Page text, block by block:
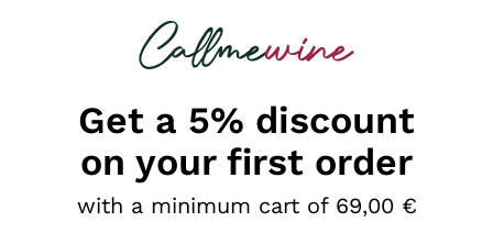
looking for
Get a 5% discount
on your first order
with a minimum cart of 69,00 €